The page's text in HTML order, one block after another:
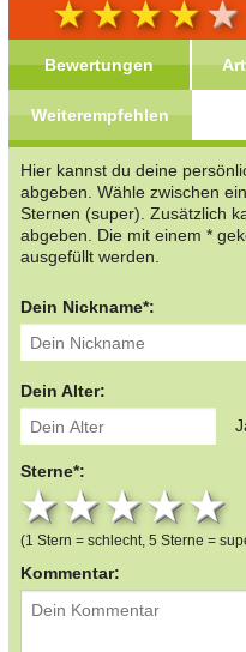
Bewertungen
Weiterempfehlen
Hier kannst du deine
abgeben. Wähle zwischen
Sternen (super). Zusätzlich
abgeben. Die mit einem *
ausgefüllt werden.
Dein Nickname*:
Dein Alter:
Sterne*:
4
3
2 stars
1 star
(1 Stern = schlecht, 5 Sterne =
Kommentar: